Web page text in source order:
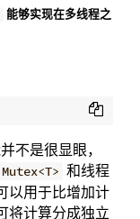
能够实现在多线程之
不是很显眼，
Mutex<T> 和线程
以用于比增加计
将计算分成独立